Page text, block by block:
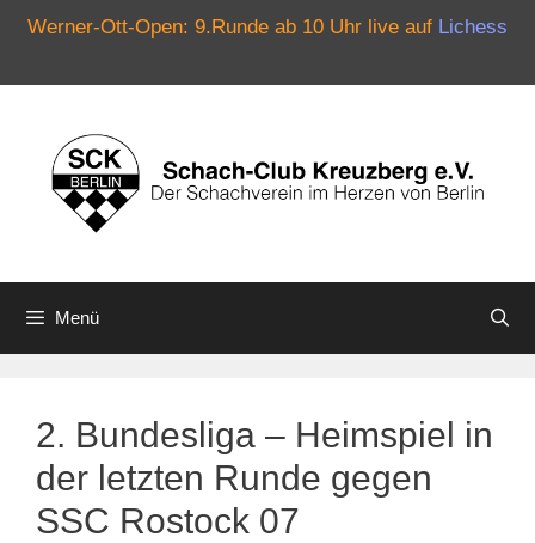
Werner-Ott-Open: 9.Runde ab 10 Uhr live auf Lichess
springen
Menü
2. Bundesliga – Heimspiel in
der letzten Runde gegen
SSC Rostock 07